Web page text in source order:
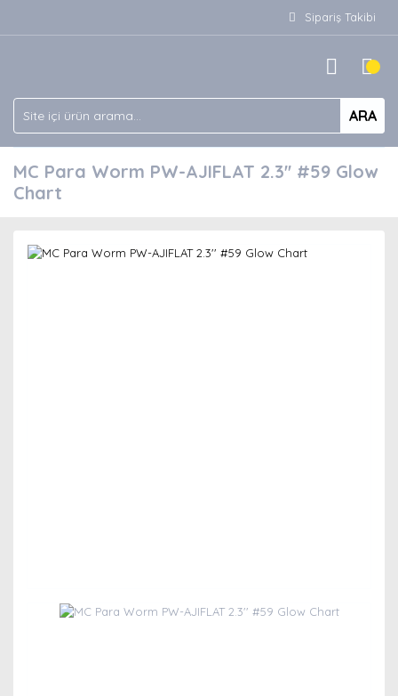
Sipariş Takibi
ARA
MC Para Worm PW-AJIFLAT 2.3'' #59 Glow
Chart